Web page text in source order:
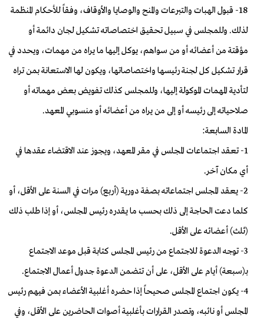
18- قبول الهبات والتبرعات والمنح والوصايا والأوقاف، وفقاً للأحكام المنظمة
لذلك. وللمجلس في سبيل تحقيق اختصاصاته تشكيل لجان دائمة أو
مؤقتة من أعضائه أو من سواهم، يوكل إليها ما يراه من مهمات، ويحدد في
قرار تشكيل كل لجنة رئيسها واختصاصاتها، ويكون لها الاستعانة بمن تراه
لتأدية المهمات الموكولة إليها، وللمجلس كذلك تفويض بعض مهماته أو
صلاحياته إلى رئيسه أو إلى من يراه من أعضائه أو منسوبي المعهد.
المادة السابعة:
1- تعقد اجتماعات المجلس في مقر المعهد، ويجوز عند الاقتضاء عقدها في
أي مكان آخر.
2- يعقد المجلس اجتماعاته بصفة دورية (أربع) مرات في السنة على الأقل، أو
كلما دعت الحاجة إلى ذلك بحسب ما يقدره رئيس المجلس، أو إذا طلب ذلك
(ثلث) أعضائه على الأقل.
3- توجه الدعوة للاجتماع من رئيس المجلس كتابة قبل موعد الاجتماع
بـ(سبعة) أيام على الأقل، على أن تتضمن الدعوة جدول أعمال الاجتماع.
4- يكون اجتماع المجلس صحيحاً إذا حضره أغلبية الأعضاء بمن فيهم رئيس
المجلس أو نائبه، وتصدر القرارات بأغلبية أصوات الحاضرين على الأقل، وفي